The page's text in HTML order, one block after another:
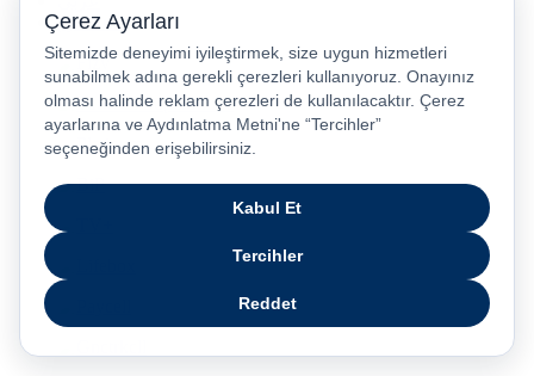
русский